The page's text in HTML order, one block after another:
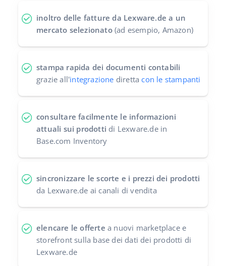
inoltro delle fatture da Lexware.de a un
mercato selezionato(ad esempio, Amazon)
stampa rapida dei documenti contabili
grazie all'integrazione direttacon le stampanti
consultare facilmente le informazioni
attuali sui prodotti di Lexware.de in
Base.com Inventory
sincronizzare le scorte e i prezzi dei prodotti
da Lexware.de ai canali di vendita
elencare le offerte a nuovi marketplace e
storefront sulla base dei dati dei prodotti di
Lexware.de